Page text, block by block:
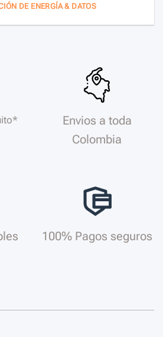
DE ENERGÍA & DATOS
Envios a toda
Colombia
100% Pagos seguros